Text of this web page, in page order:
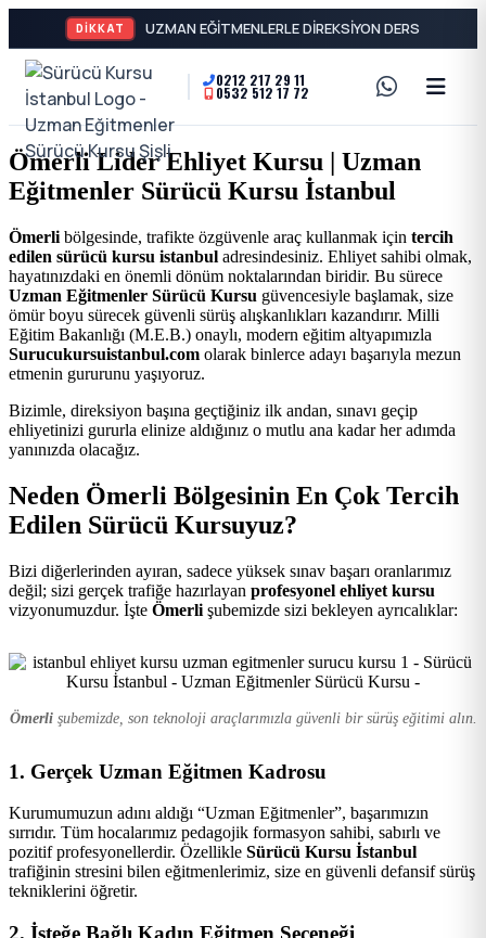
DİKKAT
Sürücü
Kursu
İstanbul
-
Şişli
En
İyi
Ehliyet
Kursu
A2
Motor
Ehliyeti
Özel
Direksiyon
Dersi
0212 217 29 11
0532 512 17 72
Ömerli Lider Ehliyet Kursu | Uzman
Eğitmenler Sürücü Kursu İstanbul
Ömerli bölgesinde, trafikte özgüvenle araç kullanmak için tercih
edilen sürücü kursu istanbul adresindesiniz. Ehliyet sahibi olmak,
hayatınızdaki en önemli dönüm noktalarından biridir. Bu sürece
Uzman Eğitmenler Sürücü Kursu güvencesiyle başlamak, size
ömür boyu sürecek güvenli sürüş alışkanlıkları kazandırır. Milli
Eğitim Bakanlığı (M.E.B.) onaylı, modern eğitim altyapımızla
Surucukursuistanbul.com olarak binlerce adayı başarıyla mezun
etmenin gururunu yaşıyoruz.
Bizimle, direksiyon başına geçtiğiniz ilk andan, sınavı geçip
ehliyetinizi gururla elinize aldığınız o mutlu ana kadar her adımda
yanınızda olacağız.
Neden Ömerli Bölgesinin En Çok Tercih
Edilen Sürücü Kursuyuz?
Bizi diğerlerinden ayıran, sadece yüksek sınav başarı oranlarımız
değil; sizi gerçek trafiğe hazırlayan profesyonel ehliyet kursu
vizyonumuzdur. İşte Ömerli şubemizde sizi bekleyen ayrıcalıklar:
Ömerlişubemizde, son teknoloji araçlarımızla güvenli bir sürüş eğitimi alın.
1. Gerçek Uzman Eğitmen Kadrosu
Kurumumuzun adını aldığı “Uzman Eğitmenler”, başarımızın
sırrıdır. Tüm hocalarımız pedagojik formasyon sahibi, sabırlı ve
pozitif profesyonellerdir. Özellikle Sürücü Kursu İstanbul
trafiğinin stresini bilen eğitmenlerimiz, size en güvenli defansif sürüş
tekniklerini öğretir.
2. İsteğe Bağlı Kadın Eğitmen Seçeneği